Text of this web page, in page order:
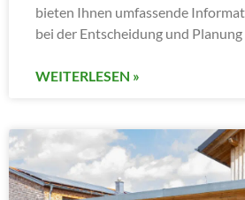
bieten Ihnen umfassende
bei der Entscheidung und Planung
WEITERLESEN »